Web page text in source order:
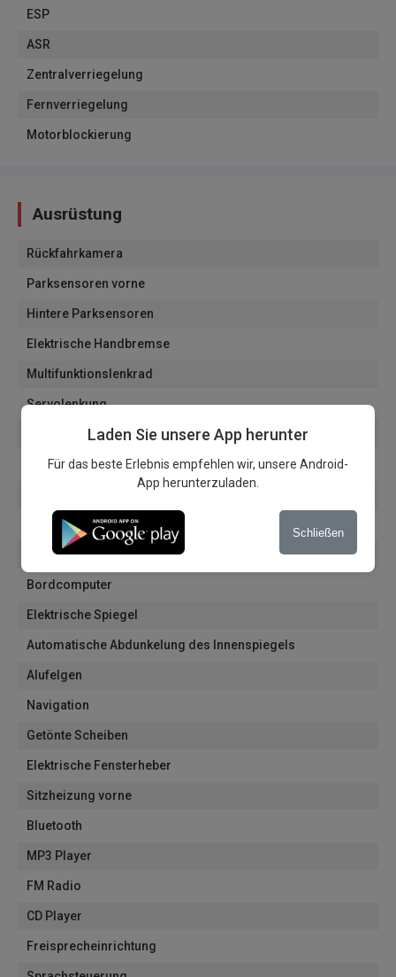
ESP
ASR
Zentralverriegelung
Fernverriegelung
Motorblockierung
Ausrüstung
Rückfahrkamera
Parksensoren vorne
Hintere Parksensoren
Elektrische Handbremse
Multifunktionslenkrad
Servolenkung
Xenon-Scheinwerfer
Lichtsensoren
Regensensoren
Bordcomputer
Elektrische Spiegel
Automatische Abdunkelung des Innenspiegels
Alufelgen
Navigation
Getönte Scheiben
Elektrische Fensterheber
Sitzheizung vorne
Bluetooth
MP3 Player
FM Radio
CD Player
Freisprecheinrichtung
Laden Sie unsere App herunter
Für das beste Erlebnis empfehlen wir, unsere Android-
App herunterzuladen.
Schließen